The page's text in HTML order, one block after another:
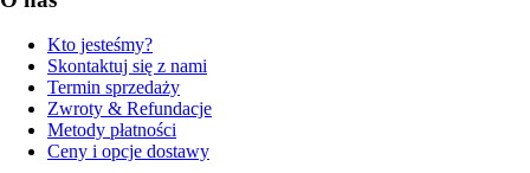
Kto jesteśmy?
Skontaktuj się z nami
Termin sprzedaży
Zwroty & Refundacje
Metody płatności
Ceny i opcje dostawy